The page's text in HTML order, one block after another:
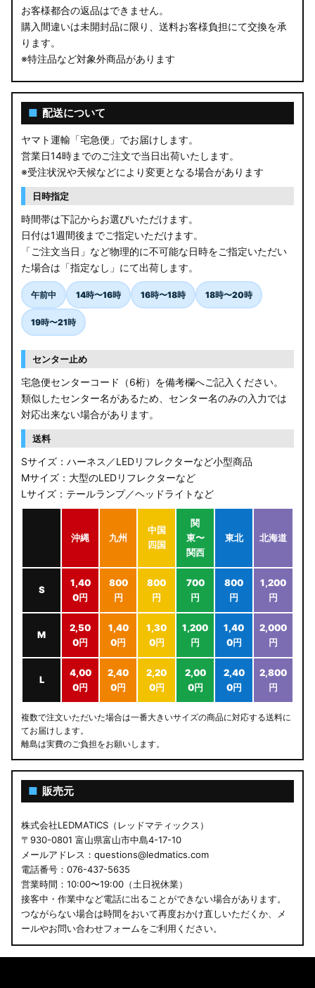
お客様都合の返品はできません。
購入間違いは未開封品に限り、送料お客様負担にて交換を承
ります。
※特注品など対象外商品があります
■ 配送について
ヤマト運輸「宅急便」でお届けします。
営業日14時までのご注文で当日出荷いたします。
※受注状況や天候などにより変更となる場合があります
日時指定
時間帯は下記からお選びいただけます。
日付は1週間後までご指定いただけます。
「ご注文当日」など物理的に不可能な日時をご指定いただい
た場合は「指定なし」にて出荷します。
午前中 14時〜16時 16時〜18時 18時〜20時
19時〜21時
センター止め
宅急便センターコード（6桁）を備考欄へご記入ください。
類似したセンター名があるため、センター名のみの入力では
対応出来ない場合があります。
送料
Sサイズ：ハーネス／LEDリフレクターなど小型商品
Mサイズ：大型のLEDリフレクターなど
Lサイズ：テールランプ／ヘッドライトなど
沖縄 九州
中国
四国
関
東〜
関西
東北 北海道
S
1,40
0円
800
円
800
円
700
円
800
円
1,200
円
M
2,50
0円
1,40
0円
1,30
0円
1,200
円
1,40
0円
2,000
円
L
4,00
0円
2,40
0円
2,20
0円
2,00
0円
2,40
0円
2,800
円
複数で注文いただいた場合は一番大きいサイズの商品に対応する送料に
てお届けします。
離島は実費のご負担をお願いします。
■ 販売元
株式会社LEDMATICS（レッドマティックス）
〒930-0801 富山県富山市中島4-17-10
メールアドレス：questions@ledmatics.com
電話番号：076-437-5635
営業時間：10:00〜19:00（土日祝休業）
接客中・作業中など電話に出ることができない場合があります。
つながらない場合は時間をおいて再度おかけ直しいただくか、メ
ールやお問い合わせフォームをご利用ください。